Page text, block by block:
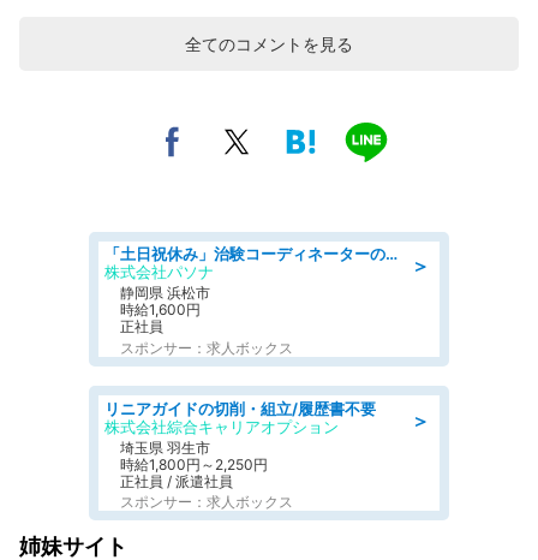
全てのコメントを見る
＞
「土日祝休み」治験コーディネーターのお仕事/未経験OK
株式会社パソナ
静岡県 浜松市
時給1,600円
正社員
スポンサー：求人ボックス
＞
リニアガイドの切削・組立/履歴書不要
株式会社綜合キャリアオプション
埼玉県 羽生市
時給1,800円～2,250円
正社員 / 派遣社員
スポンサー：求人ボックス
姉妹サイト